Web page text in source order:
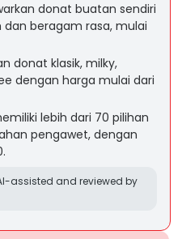
donat buatan sendiri
beragam rasa, mulai
donat klasik, milky,
dengan harga mulai dari
lebih dari 70 pilihan
pengawet, dengan
assisted and reviewed by